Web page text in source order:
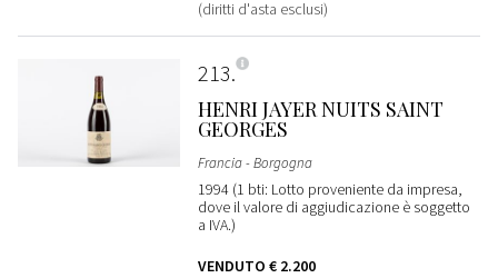
(diritti d'asta esclusi)
213
HENRI JAYER NUITS SAINT
GEORGES
Francia - Borgogna
1994 (1 bti: Lotto proveniente da impresa,
dove il valore di aggiudicazione è soggetto
a IVA.)
VENDUTO € 2.200